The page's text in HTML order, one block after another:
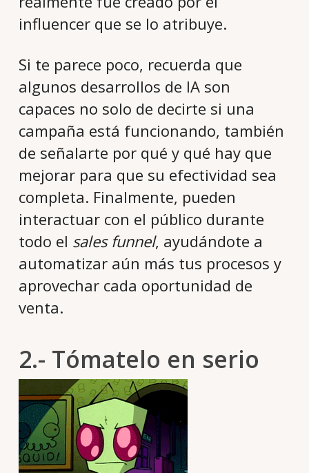
influencer que se lo atribuye.
Si te parece poco, recuerda que
algunos desarrollos de IA son
capaces no solo de decirte si una
campaña está funcionando, también
de señalarte por qué y qué hay que
mejorar para que su efectividad sea
completa. Finalmente, pueden
interactuar con el público durante
todo el sales funnel, ayudándote a
automatizar aún más tus procesos y
aprovechar cada oportunidad de
venta.
2.- Tómatelo en serio